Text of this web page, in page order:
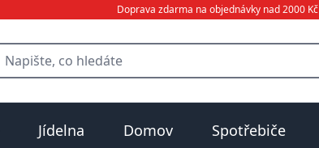
Doprava zdarma na objednávky nad 2000 Kč
Jídelna Domov Spotřebiče